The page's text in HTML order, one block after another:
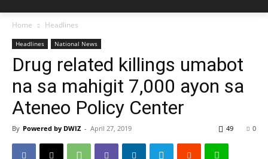
Home Headlines
Headlines National News
Drug related killings umabot
na sa mahigit 7,000 ayon sa
Ateneo Policy Center
By Powered by DWIZ - April 27, 2019 0
49